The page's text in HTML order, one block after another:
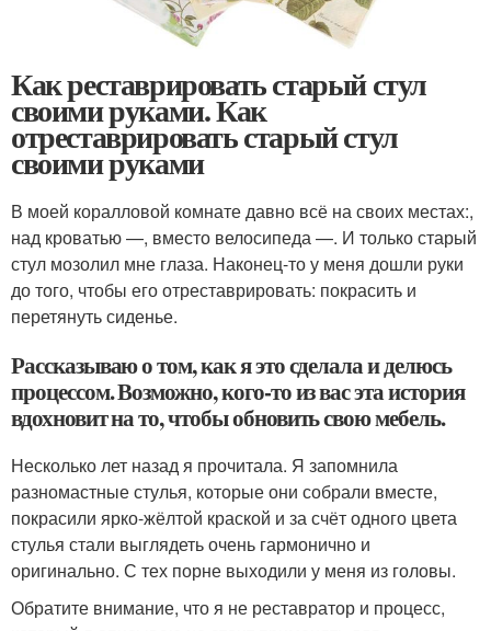
Как реставрировать старый стул
своими руками. Как
отреставрировать старый стул
своими руками
В моей коралловой комнате давно всё на своих местах:,
над кроватью —, вместо велосипеда —. И только старый
стул мозолил мне глаза. Наконец-то у меня дошли руки
до того, чтобы его отреставрировать: покрасить и
перетянуть сиденье.
Рассказываю о том, как я это сделала и делюсь
процессом. Возможно, кого-то из вас эта история
вдохновит на то, чтобы обновить свою мебель.
Несколько лет назад я прочитала. Я запомнила
разномастные стулья, которые они собрали вместе,
покрасили ярко-жёлтой краской и за счёт одного цвета
стулья стали выглядеть очень гармонично и
оригинально. С тех порне выходили у меня из головы.
Обратите внимание, что я не реставратор и процесс,